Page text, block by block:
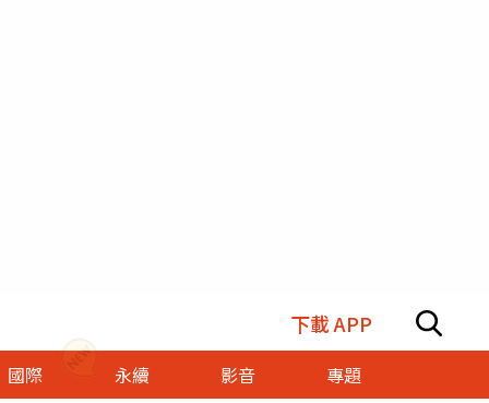
下載 APP
國際 永續 影音 專題